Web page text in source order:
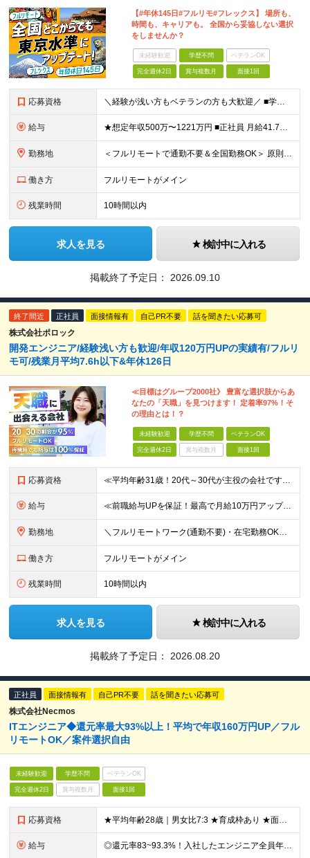
【#年休145日#フルリモ#フレックス】 場所も、
時間も、キャリアも。 全国から妥協しない選択
をしませんか？
未経験歓迎 学歴不問 ベテランOK
完全週休2日 賞与複数月 面接1回
応募資格 ＼経験が浅い方もベテランの方も大歓迎／ ■学歴不問 ■業務未経験OK（プログラミング経験必須） ☆独学でITについて学んだ方や趣味でプログラミングをしている方歓迎！ ☆なにかしらの開発経験1～3年以上
給与 ★想定年収500万〜1221万円 ■正社員 月給41.7万〜101.7万円 ★想定年収375万〜977万円 ■契約社員 月給31.3万〜81.4万円 ※給与は経験・スキルを考慮の上、決定します。
勤務地 ＜フルリモートで通勤不要＆全国勤務OK＞ 原則フルリモート勤務となりますので、全国からのご応募をお待ちしています。 (変更の範囲)上記を除く当社関連勤務地
働き方 フルリモートがメイン
残業時間 10時間以内
求人を見る 検討中に入れる
掲載終了予定日： 2026.09.10
終了間近 正社員 面接情報有 自己PR不要 話を聞きたい応募可
株式会社ポロック
開発エンジニア/経験浅い方も歓迎/年収120万円UPの実績有/フルリ
モ可/残業月平均7.6h以下&年休126日
≪目標はグループ2000社》 豊富な選択肢からあ
なたの「天職」を見つけます！ 定着率97%！そ
の理由とは！？
未経験歓迎 学歴不問 ベテランOK
完全週休2日 賞与複数月 面接1回
応募資格 ≪平均年齢31歳！20代～30代が主役の会社です！≫ ■システム開発の実務経験をお持ちの方(言語、年数、フェーズ不問) ■学歴・経験不問 ★面接では当社でどんなキャリアが描けるのか、あなたの希望をど
給与 ≪前職給与UPを保証！最高で月給10万円アップも可能！≫ 月給35万円～70万円＋各種手当 ※経験・スキルに応じて決定いたします ※試用期間（6ヶ月）あり、期間中の給与・待遇に差異はありません ★
勤務地 ＼フルリモートワーク(通勤不要)・在宅勤務OK／ ★各プロジェクト先／完全在宅案件有 ※基本的に転勤はありません ★オフィス内完全禁煙（喫煙スペースは別途有）※現場によります ＝＝＝＝＝ 【大阪本
働き方 フルリモートがメイン
残業時間 10時間以内
求人を見る 検討中に入れる
掲載終了予定日： 2026.08.20
正社員 面接情報有 自己PR不要 話を聞きたい応募可
株式会社Necmos
ITエンジニア◆還元率最大93%以上！平均で年収160万円UP／フル
リモートOK／案件選択自由
未経験歓迎 学歴不問 ベテランOK
完全週休2日 賞与複数月 面接1回
応募資格 ★平均年齢28歳｜男女比7:3 ★育成枠あり ★面接1回スピード選考 ★20代～30代活躍中 ★学歴不問 【応募条件】 ◎経験者 何らかの開発・設計構築の経験をお持ちの方 └言語・業界・ジャンル不問
給与 ◎還元率83~93.3%！入社したエンジニア全員年収UP（平均160万円UP/平均月給45万円） ◎上昇還元率制・単価連動型⇒会社利益は最大10万円！残り全てを還元 ◎平均月単価は67万円 月給40